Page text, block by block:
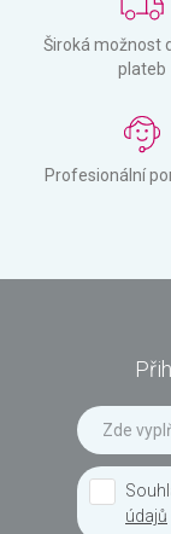
Široká možnost
plateb
Profesionální
údajů